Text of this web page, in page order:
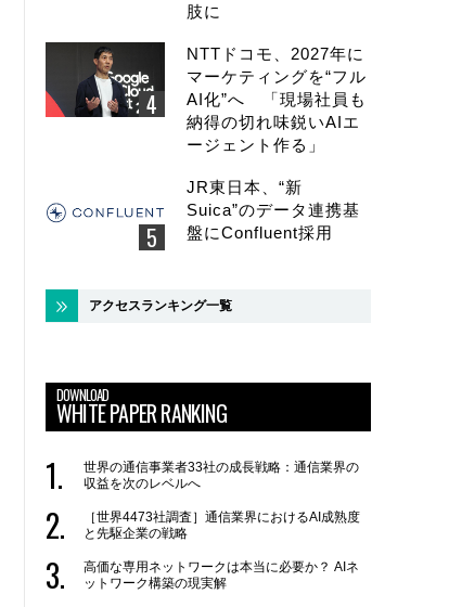
肢に
NTTドコモ、2027年に
マーケティングを“フル
AI化”へ 「現場社員も
納得の切れ味鋭いAIエ
ージェント作る」
JR東日本、“新
Suica”のデータ連携基
盤にConfluent採用
アクセスランキング一覧
DOWNLOAD
WHITE PAPER RANKING
世界の通信事業者33社の成長戦略：通信業界の
収益を次のレベルへ
［世界4473社調査］通信業界におけるAI成熟度
と先駆企業の戦略
高価な専用ネットワークは本当に必要か？ AIネ
ットワーク構築の現実解